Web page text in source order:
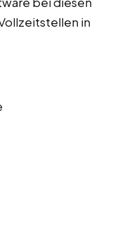
in